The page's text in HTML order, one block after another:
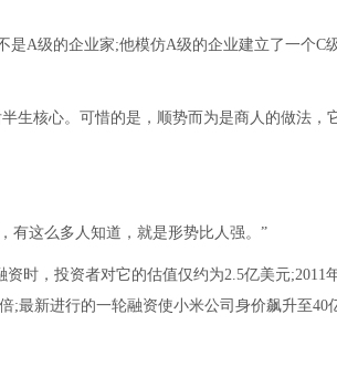
A级的企业家;他模仿A级的企业建立了一个C
生核心。可惜的是，顺势而为是商人的做法，
有这么多人知道，就是形势比人强。”
时，投资者对它的估值仅约为2.5亿美元;2011
;最新进行的一轮融资使小米公司身价飙升至40